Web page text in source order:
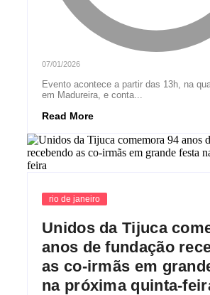
07/01/2026
Evento acontece a partir das 13h, na
em Madureira, e conta...
Read More
rio de janeiro
Unidos da Tijuca
anos de fundação
as co-irmãs em
na próxima quinta-